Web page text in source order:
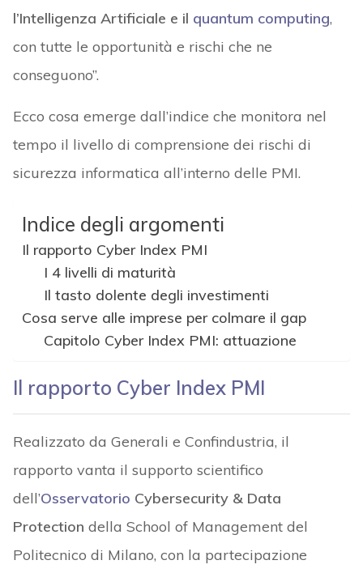
l’Intelligenza Artificiale e il quantum computing,
con tutte le opportunità e rischi che ne
conseguono”.
Ecco cosa emerge dall’indice che monitora nel
tempo il livello di comprensione dei rischi di
sicurezza informatica all’interno delle PMI.
Indice degli argomenti
Il rapporto Cyber Index PMI
I 4 livelli di maturità
Il tasto dolente degli investimenti
Cosa serve alle imprese per colmare il gap
Capitolo Cyber Index PMI: attuazione
Il rapporto Cyber Index PMI
Realizzato da Generali e Confindustria, il
rapporto vanta il supporto scientifico
dell’Osservatorio Cybersecurity & Data
Protection della School of Management del
Politecnico di Milano, con la partecipazione